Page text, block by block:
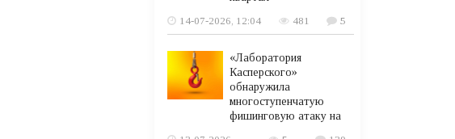
14-07-2026, 12:04
481 5
«Лаборатория
Касперского»
обнаружила
многоступенчатую
фишинговую атаку на